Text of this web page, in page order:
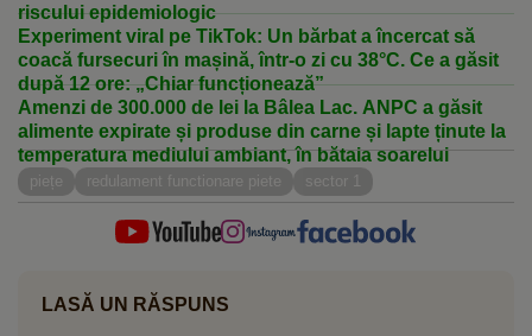
riscului epidemiologic
Experiment viral pe TikTok: Un bărbat a încercat să
coacă fursecuri în mașină, într-o zi cu 38°C. Ce a găsit
după 12 ore: „Chiar funcționează”
Amenzi de 300.000 de lei la Bâlea Lac. ANPC a găsit
alimente expirate și produse din carne și lapte ținute la
temperatura mediului ambiant, în bătaia soarelui
piețe redulament functionare piete sector 1
LASĂ UN RĂSPUNS